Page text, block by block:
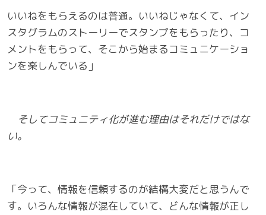
いいねをもらえるのは普通。いいねじゃなくて、イン
スタグラムのストーリーでスタンプをもらったり、コ
メントをもらって、そこから始まるコミュニケーショ
ンを楽しんでいる」
そしてコミュニティ化が進む理由はそれだけではな
い。
「今って、情報を信頼するのが結構大変だと思うんで
す。いろんな情報が混在していて、どんな情報が正し